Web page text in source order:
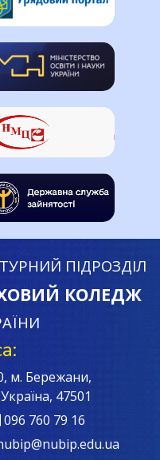
ПІДРОЗДІЛ
КОЛЕДЖ
м. Бережани,
47501
096 760 79 16